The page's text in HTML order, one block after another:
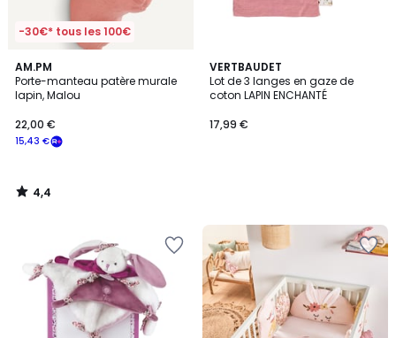
-30€* tous les 100€
AM.PM
Porte-manteau patère murale
lapin, Malou
15,43 €
22,00 €
4,4
/ 5
4,4
/
VERTBAUDET
Lot de 3 langes en gaze de
coton LAPIN ENCHANTÉ
17,99 €